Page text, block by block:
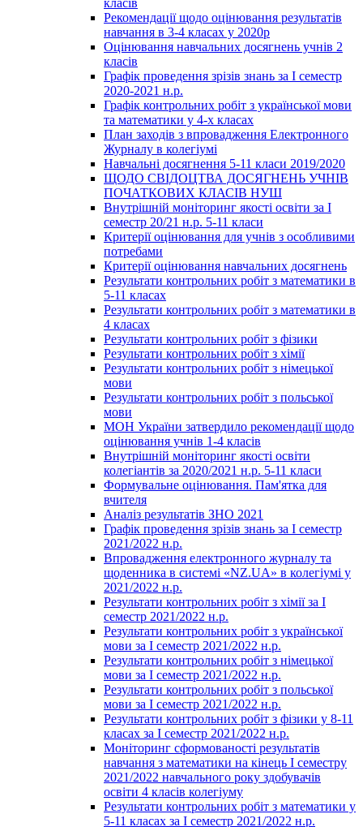
Рекомендації щодо оцінювання результатів
навчання в 3-4 класах у 2020р
Оцінювання навчальних досягнень учнів 2
класів
Графік проведення зрізів знань за І семестр
2020-2021 н.р.
Графік контрольних робіт з української мови
та математики у 4-х класах
План заходів з впровадження Електронного
Журналу в колегіумі
Навчальні досягнення 5-11 класи 2019/2020
ЩОДО СВІДОЦТВА ДОСЯГНЕНЬ УЧНІВ
ПОЧАТКОВИХ КЛАСІВ НУШ
Внутрішній моніторинг якості освіти за І
семестр 20/21 н.р. 5-11 класи
Критерії оцінювання для учнів з особливими
потребами
Критерії оцінювання навчальних досягнень
Результати контрольних робіт з математики в
5-11 класах
Результати контрольних робіт з математики в
4 класах
Результати контрольних робіт з фізики
Результати контрольних робіт з хімії
Результати контрольних робіт з німецької
мови
Результати контрольних робіт з польської
мови
МОН України затвердило рекомендації щодо
оцінювання учнів 1-4 класів
Внутрішній моніторинг якості освіти
колегіантів за 2020/2021 н.р. 5-11 класи
Формувальне оцінювання. Пам'ятка для
вчителя
Аналіз результатів ЗНО 2021
Графік проведення зрізів знань за І семестр
2021/2022 н.р.
Впровадження електронного журналу та
щоденника в системі «NZ.UA» в колегіумі у
2021/2022 н.р.
Результати контрольних робіт з хімії за І
семестр 2021/2022 н.р.
Результати контрольних робіт з української
мови за І семестр 2021/2022 н.р.
Результати контрольних робіт з німецької
мови за І семестр 2021/2022 н.р.
Результати контрольних робіт з польської
мови за І семестр 2021/2022 н.р.
Результати контрольних робіт з фізики у 8-11
класах за І семестр 2021/2022 н.р.
Моніторинг сформованості результатів
навчання з математики на кінець І семестру
2021/2022 навчального року здобувачів
освіти 4 класів колегіуму
Результати контрольних робіт з математики у
5-11 класах за І семестр 2021/2022 н.р.